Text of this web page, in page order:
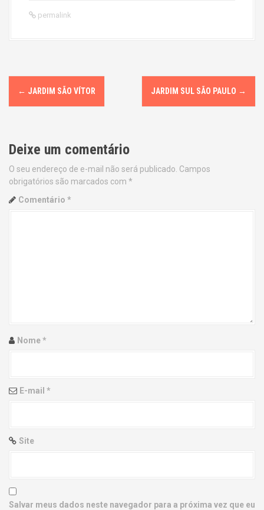
permalink
P
o
t
n
a
i
n
← JARDIM SÃO VÍTOR JARDIM SUL SÃO PAULO →
Deixe um comentário
O seu endereço de e-mail não será publicado. Campos
obrigatórios são marcados com *
Comentário *
Nome*
E-mail *
Site
Salvar meus dados neste navegador para a próxima vez que eu